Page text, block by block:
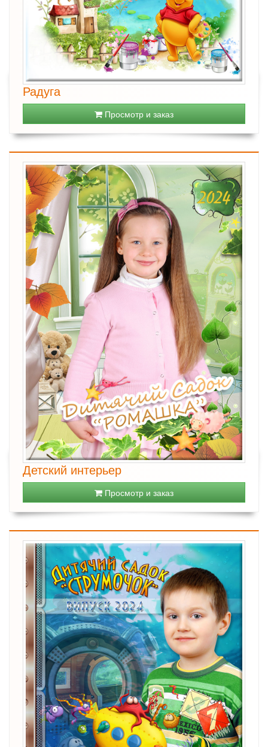
Радуга
Просмотр и заказ
Детский интерьер
Просмотр и заказ